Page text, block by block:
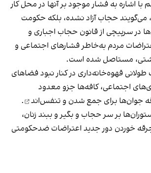
با اشاره به فشار موجود بر آنها در محل کار
می‌گویند حجاب آزاد نشده، بلکه حکومت
در سرپیچی از قانون حجاب اجباری و
مردم به‌خاطر فشارهای اجتماعی و
مستاصل شده است.
قهوه‌‌خانه‌داری در کنار نبود فضاهای
اجتماعی، کافه‌ها جزو معدود
جوان‌ها برای جمع شدن و تنفس‌اند
.
بر سر حجاب و بگیر و ببند زنان،
خوردن دور جدید اعتراضات ضدحکومتی